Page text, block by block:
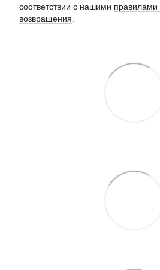
соответствии с нашими
возвращения